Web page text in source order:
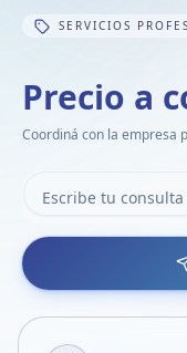
SERVICIOS
Precio a
Coordiná con la empresa